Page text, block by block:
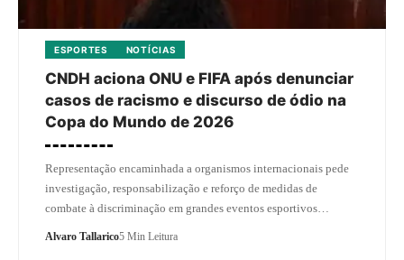
ESPORTES NOTÍCIAS
CNDH aciona ONU e FIFA após denunciar
casos de racismo e discurso de ódio na
Copa do Mundo de 2026
Representação encaminhada a organismos internacionais pede
investigação, responsabilização e reforço de medidas de
combate à discriminação em grandes eventos esportivos…
Alvaro Tallarico5 Min Leitura